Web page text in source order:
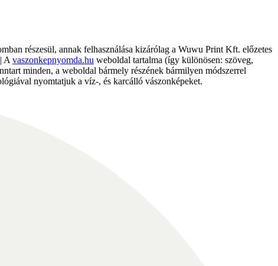
részesül, annak felhasználása kizárólag a Wuwu Print Kft. előzetes
A vaszonkepnyomda.hu weboldal tartalma (így különösen: szöveg,
minden, a weboldal bármely részének bármilyen módszerrel
nyomtatjuk a víz-, és karcálló vászonképeket.